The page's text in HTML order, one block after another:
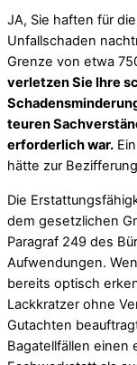
JA, Sie haften für
Unfallschaden
Grenze von etwa
verletzen Sie Ihre
teuren
erforderlich war.
hätte zur
Die
dem gesetzlichen
Paragraf 249 des
Aufwendungen.
bereits optisch
Lackkratzer ohne
Gutachten
Bagatellfällen einen